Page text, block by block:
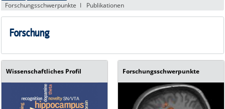
Forschungsschwerpunkte
Publikationen
Forschung
Wissenschaftliches Profil Forschungsschwerpunkte